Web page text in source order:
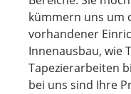
kümmern uns um
vorhandener
Innenausbau, wie
Tapezierarbeiten
bei uns sind Ihre